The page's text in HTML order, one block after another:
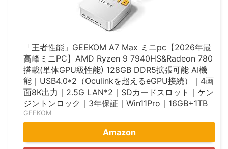
「王者性能」GEEKOM A7 Max ミニpc【2026年最
高峰ミニPC】AMD Ryzen 9 7940HS&Radeon 780
搭載(単体GPU級性能) 128GB DDR5拡張可能 AI機
能｜USB4.0*2（Oculinkを超えるeGPU接続）｜4画
面8K出力｜2.5G LAN*2｜SDカードスロット｜ケン
ジントンロック｜3年保証｜Win11Pro｜16GB+1TB
GEEKOM
Amazon